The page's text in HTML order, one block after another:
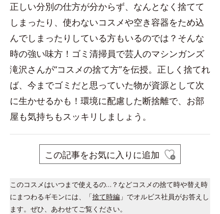
正しい分別の仕方が分からず、なんとなく捨てて
しまったり、使わないコスメや空き容器をため込
んでしまったりしている方もいるのでは？そんな
時の強い味方！ゴミ清掃員で芸人のマシンガンズ
滝沢さんが“コスメの捨て方”を伝授。正しく捨てれ
ば、今までゴミだと思っていた物が資源として次
に生かせるかも！環境に配慮した断捨離で、お部
屋も気持ちもスッキリしましょう。
この記事をお気に入りに追加
このコスメはいつまで使えるの…？などコスメの捨て時や替え時
にまつわるギモンには、「捨て時編 」でオルビス社員がお答えし
ます。ぜひ、あわせてご覧ください。